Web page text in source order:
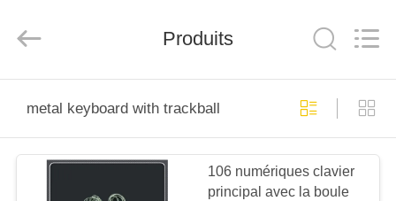
PRODUITS
Rights
by
Produits
metal keyboard with trackball
106 numériques clavier
principal avec la boule